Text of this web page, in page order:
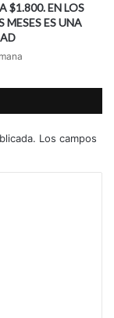
$1.800. EN LOS
MESES ES UNA
Los campos